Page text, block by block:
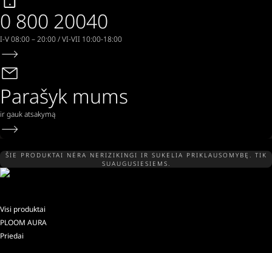
0 800 20040
I-V 08:00 – 20:00 / VI-VII 10:00-18:00
Parašyk mums
ir gauk atsakymą
ŠIE PRODUKTAI NĖRA NERIZIKINGI IR SUKELIA PRIKLAUSOMYBĘ. TIK
SUAUGUSIESIEMS.
Visi produktai
PLOOM AURA
Priedai